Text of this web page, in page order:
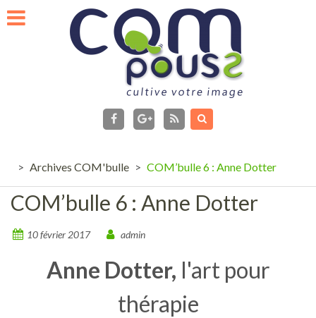
Skip
to
facebook
Flux
> Archives COM'bulle > COM’bulle 6 : Anne Dotter
COM’bulle 6 : Anne Dotter
10 février 2017 admin
Anne Dotter, l'art pour
thérapie